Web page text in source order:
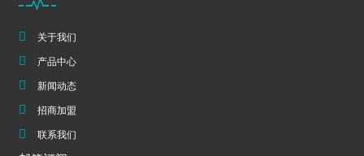
关于我们
产品中心
新闻动态
招商加盟
联系我们